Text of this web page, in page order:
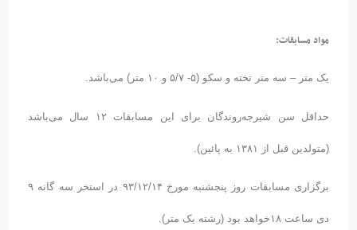
مواد مسابقات:
یک متر – سه متر تخته و سکو (۵- ۵/۷ و ۱۰ متر) می‌باشد.
حداقل سن شیرجه‌روندگان برای این مسابقات ۱۲ سال می‌باشد
(متولدین قبل از ۱۳۸۱ به پائین).
برگزاری مسابقات روز پنجشنبه مورخ ۹۳/۱۲/۱۴ در استخر سه گانه ۹
دی ساعت ۱۸خواهد بود (رشته یک متر).